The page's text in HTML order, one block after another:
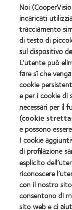
Trova un
Lenti a
Nuovo
Portatore
Su Di Noi
Opportunità
Centro notizie
Legal
Informativa
Informativa
Politica sui
Noi
incaricati
tracciamento
di testo di
sul dispositivo
L’utente può
fare sì che
cookie
e per i cookie di
necessari per il
(cookie
e possono
I cookie
di profilazione
esplicito
riconoscere
con il nostro
consentono di
sito web e ci